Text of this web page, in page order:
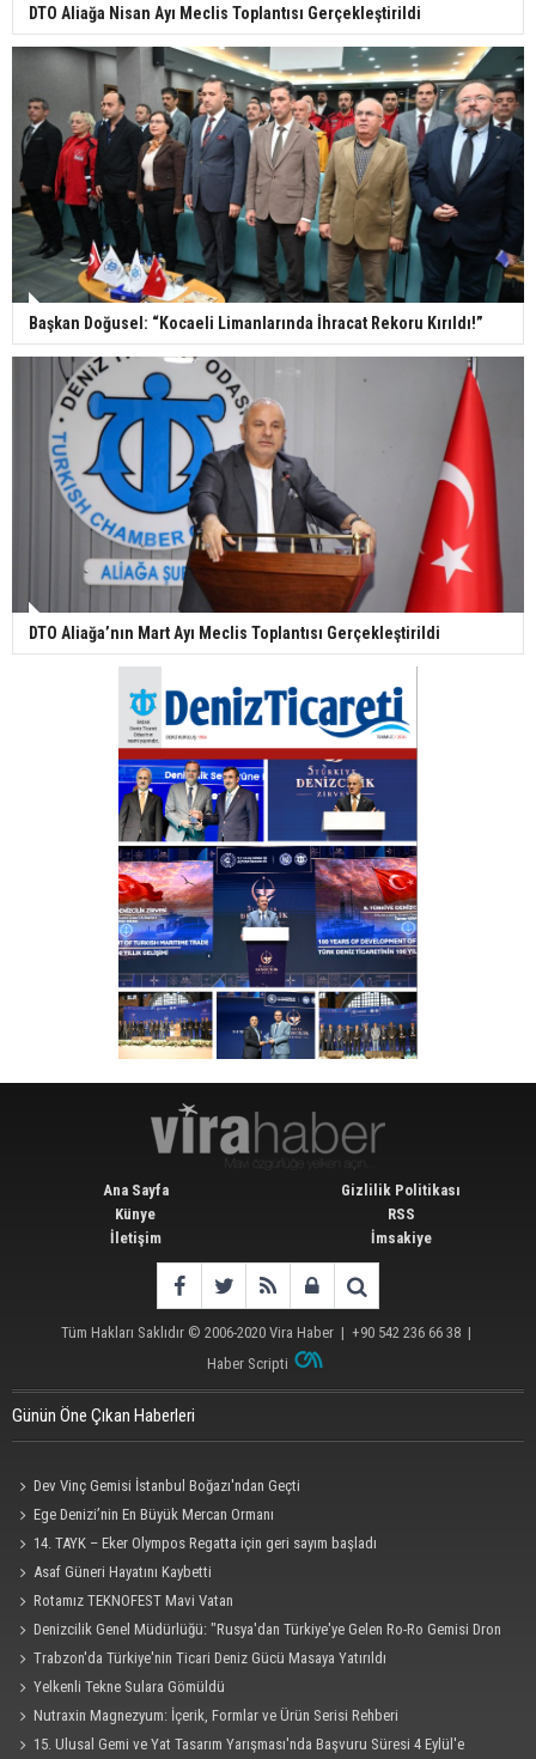
DTO Aliağa Nisan Ayı Meclis Toplantısı Gerçekleştirildi
Başkan Doğusel: “Kocaeli Limanlarında İhracat Rekoru Kırıldı!”
DTO Aliağa’nın Mart Ayı Meclis Toplantısı Gerçekleştirildi
Ana Sayfa
Künye
İletişim
Gizlilik Politikası
RSS
İmsakiye
Tüm Hakları Saklıdır © 2006-2020 Vira Haber | +90 542 236 66 38 |
Haber Scripti
Günün Öne Çıkan Haberleri
Dev Vinç Gemisi İstanbul Boğazı'ndan Geçti
Ege Denizi’nin En Büyük Mercan Ormanı
14. TAYK – Eker Olympos Regatta için geri sayım başladı
Asaf Güneri Hayatını Kaybetti
Rotamız TEKNOFEST Mavi Vatan
Denizcilik Genel Müdürlüğü: "Rusya'dan Türkiye'ye Gelen Ro-Ro Gemisi Dron
Saldırısına Uğradı"
Trabzon'da Türkiye'nin Ticari Deniz Gücü Masaya Yatırıldı
Yelkenli Tekne Sulara Gömüldü
Nutraxin Magnezyum: İçerik, Formlar ve Ürün Serisi Rehberi
15. Ulusal Gemi ve Yat Tasarım Yarışması'nda Başvuru Süresi 4 Eylül'e